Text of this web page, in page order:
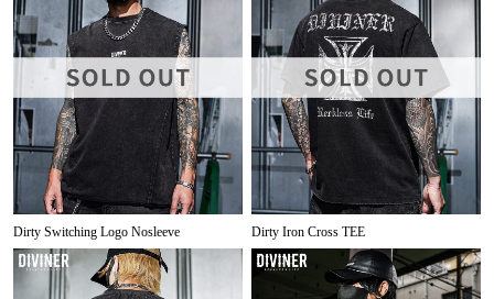
Dirty Switching Logo Nosleeve Dirty Iron Cross TEE